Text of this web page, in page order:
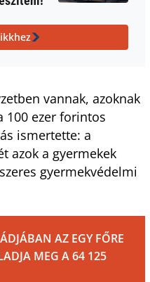
vannak, azoknak
100 ezer forintos
ismertette: a
azok a gyermekek
gyermekvédelmi
AZ EGY FŐRE
MEG A 64 125